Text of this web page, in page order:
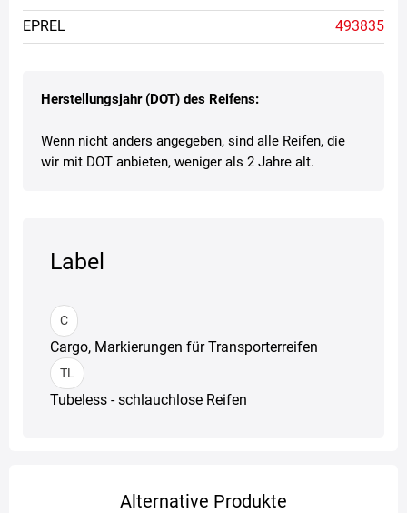
Herstellungsjahr (DOT) des Reifens:
Wenn nicht anders angegeben, sind alle Reifen, die
wir mit DOT anbieten, weniger als 2 Jahre alt.
Label
C
Cargo, Markierungen für Transporterreifen
TL
Tubeless - schlauchlose Reifen
EPREL
493835
Alternative Produkte